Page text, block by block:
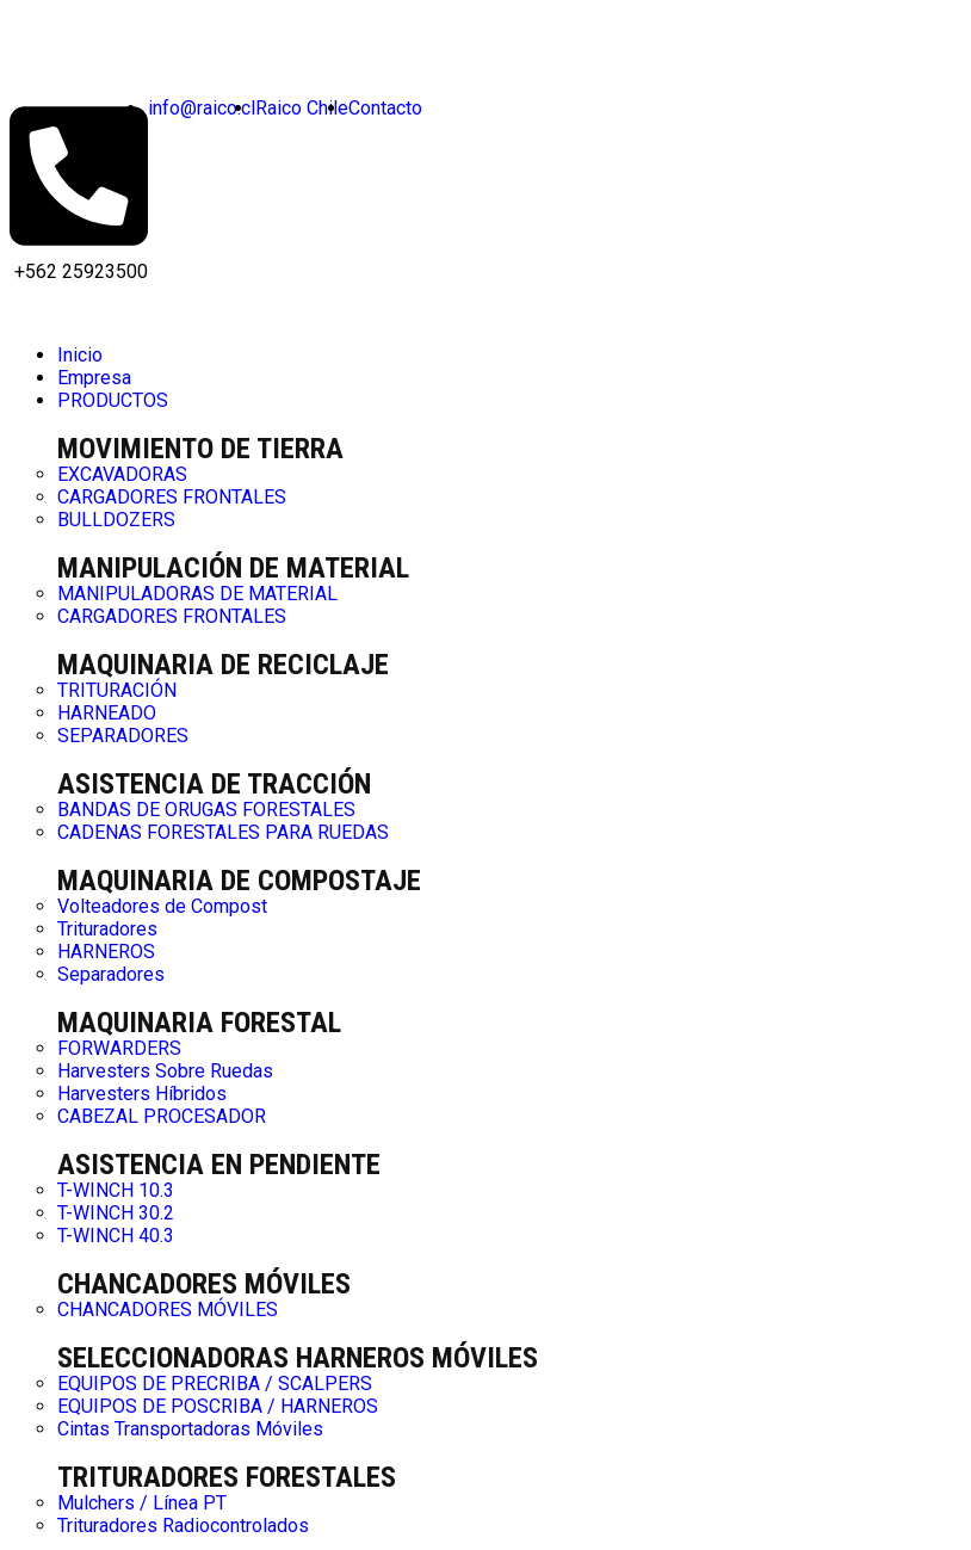
+562 25923500
info@raico.clRaico ChileContacto
Inicio
Empresa
PRODUCTOS
MOVIMIENTO DE TIERRA
EXCAVADORAS
CARGADORES FRONTALES
BULLDOZERS
MANIPULACIÓN DE MATERIAL
MANIPULADORAS DE MATERIAL
CARGADORES FRONTALES
MAQUINARIA DE RECICLAJE
TRITURACIÓN
HARNEADO
SEPARADORES
ASISTENCIA DE TRACCIÓN
BANDAS DE ORUGAS FORESTALES
CADENAS FORESTALES PARA RUEDAS
MAQUINARIA DE COMPOSTAJE
Volteadores de Compost
Trituradores
HARNEROS
Separadores
MAQUINARIA FORESTAL
FORWARDERS
Harvesters Sobre Ruedas
Harvesters Híbridos
CABEZAL PROCESADOR
ASISTENCIA EN PENDIENTE
T-WINCH 10.3
T-WINCH 30.2
T-WINCH 40.3
CHANCADORES MÓVILES
CHANCADORES MÓVILES
SELECCIONADORAS HARNEROS MÓVILES
EQUIPOS DE PRECRIBA / SCALPERS
EQUIPOS DE POSCRIBA / HARNEROS
Cintas Transportadoras Móviles
TRITURADORES FORESTALES
Mulchers / Línea PT
Trituradores Radiocontrolados